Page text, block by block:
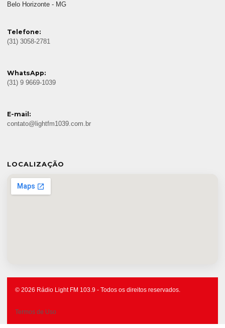
Belo Horizonte - MG
Telefone:
(31) 3058-2781
WhatsApp:
(31) 9 9669-1039
E-mail:
contato@lightfm1039.com.br
LOCALIZAÇÃO
© 2026 Rádio Light FM 103.9 - Todos os direitos reservados.
Termos de Uso